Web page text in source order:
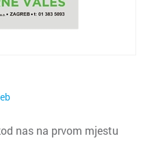
nas na prvom mjestu